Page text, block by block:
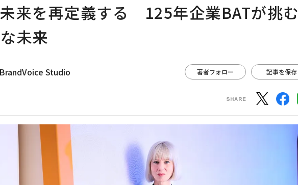
来を再定義する 125年企業BATが挑む
未来
Studio 著者フォロー 記事を保存